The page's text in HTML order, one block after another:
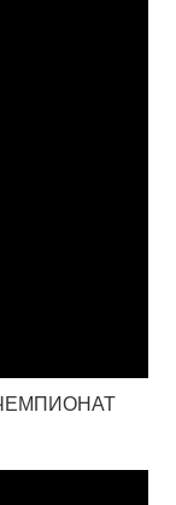
ЧЕМПИОНАТ